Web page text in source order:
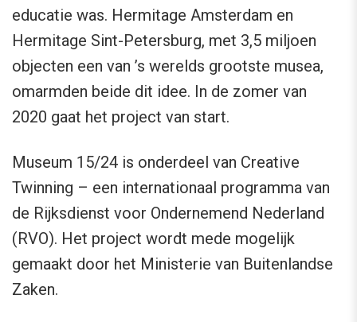
educatie was. Hermitage Amsterdam en
Hermitage Sint-Petersburg, met 3,5 miljoen
objecten een van ’s werelds grootste musea,
omarmden beide dit idee. In de zomer van
2020 gaat het project van start.
Museum 15/24 is onderdeel van Creative
Twinning – een internationaal programma van
de Rijksdienst voor Ondernemend Nederland
(RVO). Het project wordt mede mogelijk
gemaakt door het Ministerie van Buitenlandse
Zaken.